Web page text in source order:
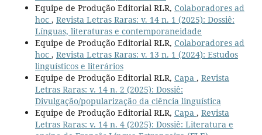
Equipe de Produção Editorial RLR, Colaboradores ad
hoc , Revista Letras Raras: v. 14 n. 1 (2025): Dossiê:
Línguas, literaturas e contemporaneidade
Equipe de Produção Editorial RLR, Colaboradores ad
hoc , Revista Letras Raras: v. 13 n. 1 (2024): Estudos
linguísticos e literários
Equipe de Produção Editorial RLR, Capa , Revista
Letras Raras: v. 14 n. 2 (2025): Dossiê:
Divulgação/popularização da ciência linguística
Equipe de Produção Editorial RLR, Capa , Revista
Letras Raras: v. 14 n. 4 (2025): Dossiê: Literatura e